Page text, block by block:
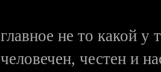
главное не то какой у
человечен, честен и